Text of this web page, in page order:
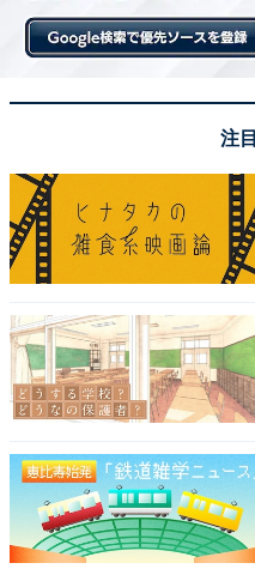
ブは、クリスマスの昼下
たい層から不動の人気を
の景色を楽しめ、自然豊
喫できるからです。周辺
やカップルで冬の特別な
です」（40代女性／千葉
かわらず、森に包まれた
だ空気の中では静かで幻
（40代男性／大阪府）、
然の静けさを感じられて
味わえるから」（40代男
※回答者からのコメント
注